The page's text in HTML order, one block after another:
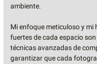
ambiente.
Mi enfoque meticuloso y
fuertes de cada espacio
técnicas avanzadas de
garantizar que cada